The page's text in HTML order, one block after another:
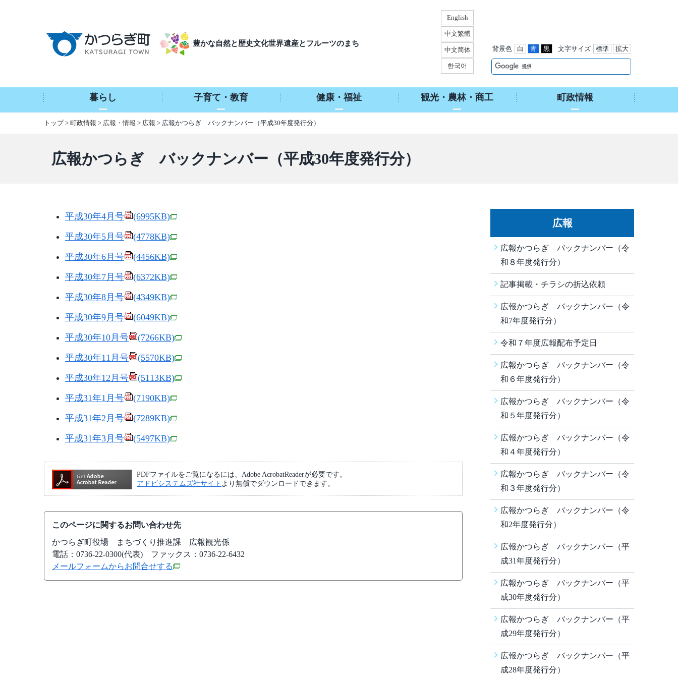
豊かな自然と歴史文化世界遺産とフルーツのまち
English
中文繁體
中文简体
한국어
背景色 白 青 黒 文字サイズ 標準 拡大
暮らし 子育て・教育 健康・福祉 観光・農林・商工 町政情報
トップ> 町政情報 > 広報・情報 > 広報 > 広報かつらぎ バックナンバー（平成30年度発行分）
広報かつらぎ バックナンバー（平成30年度発行分）
平成30年4月号
(6995KB)
平成30年5月号
(4778KB)
平成30年6月号
(4456KB)
平成30年7月号
(6372KB)
平成30年8月号
(4349KB)
平成30年9月号
(6049KB)
平成30年10月号
(7266KB)
平成30年11月号
(5570KB)
平成30年12月号
(5113KB)
平成31年1月号
(7190KB)
平成31年2月号
(7289KB)
平成31年3月号
(5497KB)
PDFファイルをご覧になるには、Adobe AcrobatReaderが必要です。
アドビシステムズ社サイト より無償でダウンロードできます。
このページに関するお問い合わせ先
かつらぎ町役場
まちづくり推進課 広報観光係
電話：0736-22-0300(代表)
ファックス：0736-22-6432
メールフォームからお問合せする
広報
広報かつらぎ バックナンバー（令
和８年度発行分）
記事掲載・チラシの折込依頼
広報かつらぎ バックナンバー（令
和7年度発行分）
令和７年度広報配布予定日
広報かつらぎ バックナンバー（令
和６年度発行分）
広報かつらぎ バックナンバー（令
和５年度発行分）
広報かつらぎ バックナンバー（令
和４年度発行分）
広報かつらぎ バックナンバー（令
和３年度発行分）
広報かつらぎ バックナンバー（令
和2年度発行分）
広報かつらぎ バックナンバー（平
成31年度発行分）
広報かつらぎ バックナンバー（平
成30年度発行分）
広報かつらぎ バックナンバー（平
成29年度発行分）
広報かつらぎ バックナンバー（平
成28年度発行分）